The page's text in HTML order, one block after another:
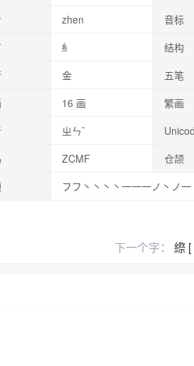
zhen 音标
糹 结构
金 五笔
16 画 繁画
ㄓㄣˇ
ZCMF 仓颉
フフ丶丶丶丶一一一ノ丶ノ一
下一个字： 縩